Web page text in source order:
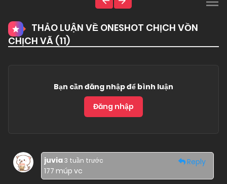
THẢO LUẬN VỀ ONESHOT CHỊCH VỒN
CHỊCH VÃ (11)
Bạn cần đăng nhập để bình luận
Đăng nhập
juvia3 tuần trước
177 múp vc
Reply